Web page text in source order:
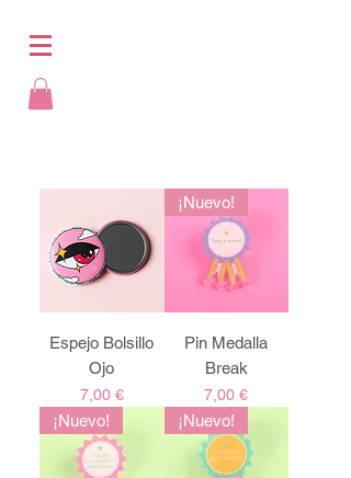
Espejo Bolsillo
Ojo
Precio
7,00 €
¡Nuevo!
Pin Medalla
Break
Precio
7,00 €
¡Nuevo! ¡Nuevo!